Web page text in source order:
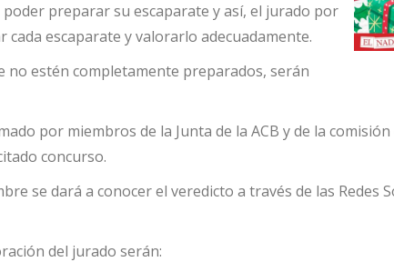
preparar su escaparate y así, el jurado por
cada escaparate y valorarlo adecuadamente.
no estén completamente preparados, serán
por miembros de la Junta de la ACB y de la
concurso.
se dará a conocer el veredicto a través de las Redes
del jurado serán: